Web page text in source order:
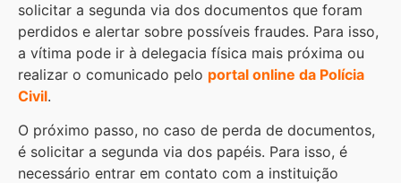
solicitar a segunda via dos documentos que foram
perdidos e alertar sobre possíveis fraudes. Para isso,
a vítima pode ir à delegacia física mais próxima ou
realizar o comunicado pelo portal online da Polícia
Civil.
O próximo passo, no caso de perda de documentos,
é solicitar a segunda via dos papéis. Para isso, é
necessário entrar em contato com a instituição